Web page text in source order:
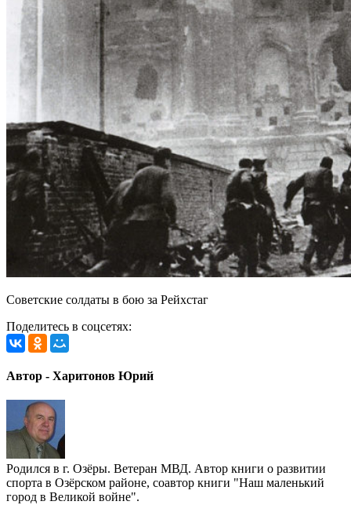
Советские солдаты в бою за Рейхстаг
Поделитесь в соцсетях:
Автор - Харитонов Юрий
Родился в г. Озёры. Ветеран МВД. Автор книги о развитии
спорта в Озёрском районе, соавтор книги "Наш маленький
город в Великой войне".